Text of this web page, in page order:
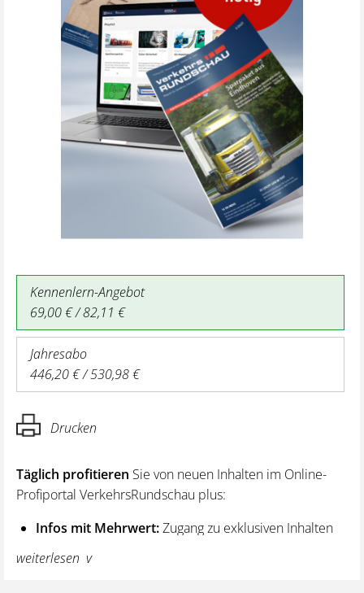
Kennenlern-Angebot
69,00 € / 82,11 €
Jahresabo
446,20 € / 530,98 €
Drucken
Täglich profitieren Sie von neuen Inhalten im Online-
Profiportal VerkehrsRundschau plus:
Infos mit Mehrwert:Zugang zu exklusiven Inhalten
und Hintergrundwissen – von aktuellen Regelungen
wie z. B. bei den Lenk- und Ruhezeiten,
weiterlesen